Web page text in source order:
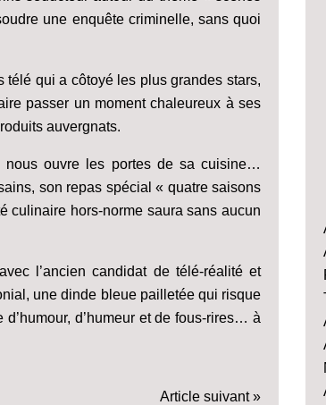
une enquête criminelle, sans quoi
télé qui a côtoyé les plus grandes stars,
passer un moment chaleureux à ses
auvergnats.
ouvre les portes de sa cuisine…
son repas spécial « quatre saisons
culinaire hors-norme saura sans aucun
l’ancien candidat de télé-réalité et
une dinde bleue pailletée qui risque
d’humeur et de fous-rires… à
Article suivant »